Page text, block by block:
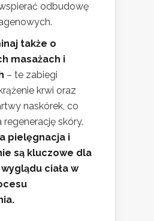
odbudowę
także o
masażach i
– te zabiegi
krwi oraz
naskórek, co
skóry.
pielęgnacja i
są kluczowe dla
ciała w